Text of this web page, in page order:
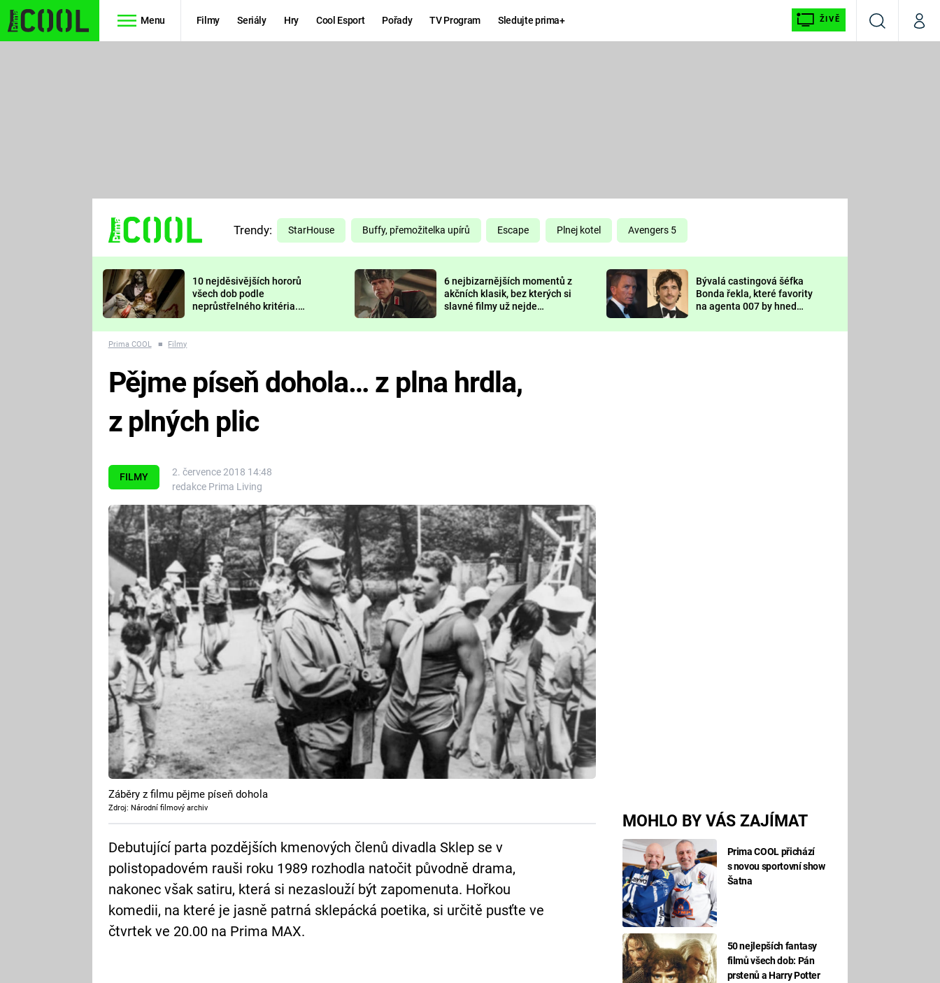
Menu Filmy Seriály Hry Cool Esport Pořady TV Program Sledujte prima+ ŽIVĚ
VyhledáváníMůj
TŘESKU
FUTURAMA
PREDÁTOR
DELIVERANCE
KOMEDIE
CHUCK
NORRIS
DEADPOOL
Prima LAJK
Sledujte nás
Trendy: StarHouse Buffy, přemožitelka upírů Escape Plnej kotel Avengers 5
10 nejděsivějších hororů
všech dob podle
neprůstřelného kritéria.
nejvíc zvednou tep?
6 nejbizarnějších momentů z
akčních klasik, bez kterých si
slavné filmy už nejde
Bývalá castingová šéfka
Bonda řekla, které favority
na agenta 007 by hned
Prima COOL ■ Filmy
FILMY
2. července 2018 14:48
redakce Prima Living
MOHLO BY VÁS ZAJÍMAT
Prima COOL přichází
s novou sportovní show
Šatna
50 nejlepších fantasy
filmů všech dob: Pán
prstenů a Harry Potter
Pějme píseň dohola… z plna hrdla,
z plných plic
Záběry z filmu pějme píseň dohola
Zdroj: Národní filmový archiv
Debutující parta pozdějších kmenových členů divadla Sklep se v
polistopadovém rauši roku 1989 rozhodla natočit původně drama,
nakonec však satiru, která si nezaslouží být zapomenuta. Hořkou
komedii, na které je jasně patrná sklepácká poetika, si určitě pusťte ve
čtvrtek ve 20.00 na Prima MAX.